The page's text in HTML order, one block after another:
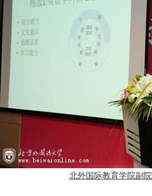
北外国际教育学院副